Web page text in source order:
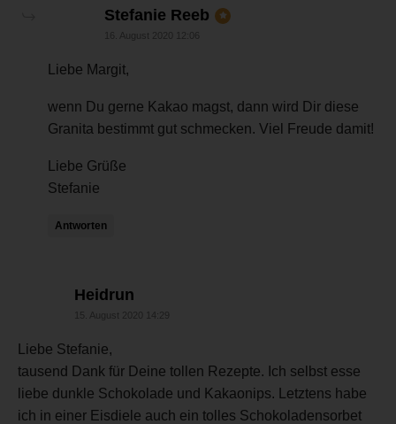
Stefanie Reeb sagt:
16. August 2020 12:06
Liebe Margit,
wenn Du gerne Kakao magst, dann wird Dir diese
Granita bestimmt gut schmecken. Viel Freude damit!
Liebe Grüße
Stefanie
Antworten
Heidrun
15. August 2020 14:29
Liebe Stefanie,
tausend Dank für Deine tollen Rezepte. Ich selbst esse
liebe dunkle Schokolade und Kakaonips. Letztens habe
ich in einer Eisdiele auch ein tolles Schokoladensorbet